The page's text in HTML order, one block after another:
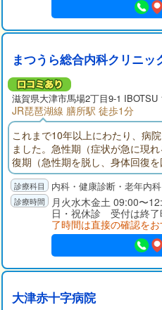
まつうら総合内科クリニッ
滋賀県大津市馬場2丁目9-1 IBOTSU
JR琵琶湖線 膳所駅 徒歩1分
これまで10年以上にわたり、病
ました。急性期（症状が急に現
復期（急性期を脱し、身体回復
者様の抱える疾患の治療のみな
OL（生活の質）改善のための生
ております。お悩みのことがあ
お越し下さい。丁寧な説明を心
内科・健康診断・老年内
月火水木金土 09:00〜
日・祝休診 受付は終
了時間は直接の確認を
大津赤十字病院